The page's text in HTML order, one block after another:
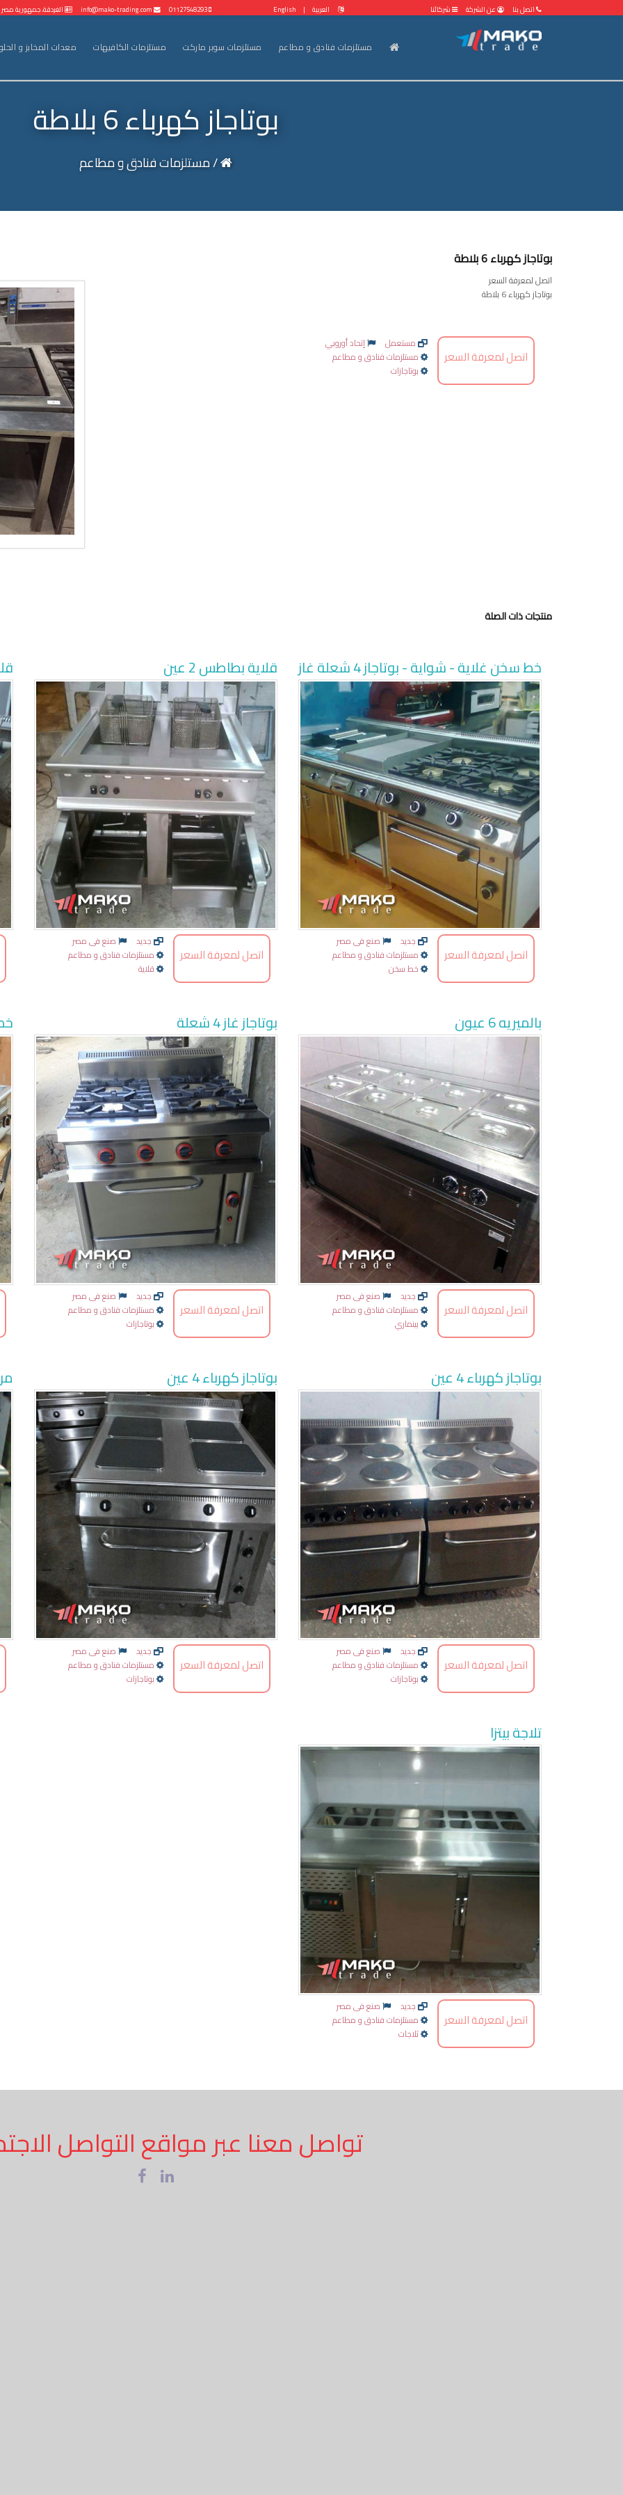
اتصل بنا عن الشركة شركائنا العربية |
English الغردقة، جمهورية مصر
مستلزمات فنادق و مطاعم مستلزمات سوبر ماركت مستلزمات الكافيهات معدات المخابز و
بوتاجاز كهرباء 6 بلاطة
/ مستلزمات فنادق و مطاعم
بوتاجاز كهرباء 6 بلاطة
اتصل لمعرفة السعر
بوتاجاز كهرباء 6 بلاطة
اتصل لمعرفة السعر
مستعمل
إتحاد أوروبي
مستلزمات فنادق و مطاعم
بوتاجازات
منتجات ذات الصلة
خط سخن غلاية - شواية - بوتاجاز 4 شعلة غاز
اتصل لمعرفة السعر
جديد
صنع فى مصر
مستلزمات فنادق و مطاعم
خط سخن
قلاية بطاطس 2 عين
اتصل لمعرفة السعر
جديد
صنع فى مصر
مستلزمات فنادق و مطاعم
قلاية
بالميريه 6 عيون
اتصل لمعرفة السعر
جديد
صنع فى مصر
مستلزمات فنادق و مطاعم
بينماري
بوتاجاز غاز 4 شعلة
اتصل لمعرفة السعر
جديد
صنع فى مصر
مستلزمات فنادق و مطاعم
بوتاجازات
بوتاجاز كهرباء 4 عين
اتصل لمعرفة السعر
جديد
صنع فى مصر
مستلزمات فنادق و مطاعم
بوتاجازات
بوتاجاز كهرباء 4 عين
اتصل لمعرفة السعر
جديد
صنع فى مصر
مستلزمات فنادق و مطاعم
بوتاجازات
تلاجة بيتزا
اتصل لمعرفة السعر
جديد
صنع فى مصر
مستلزمات فنادق و مطاعم
ثلاجات
تواصل معنا عبر مواقع التواصل